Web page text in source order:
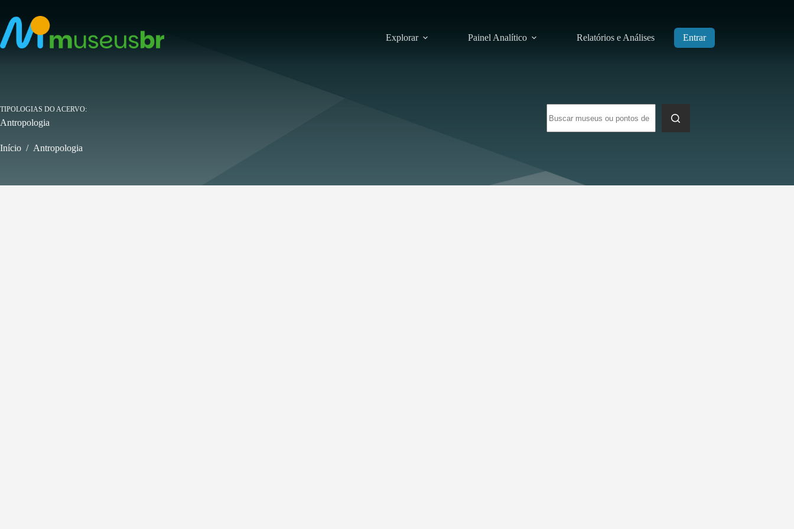
para
conteúdo
Explorar Painel Analítico Relatórios e Análises Entrar
resultados
TIPOLOGIAS DO ACERVO
Antropologia
Início / Antropologia